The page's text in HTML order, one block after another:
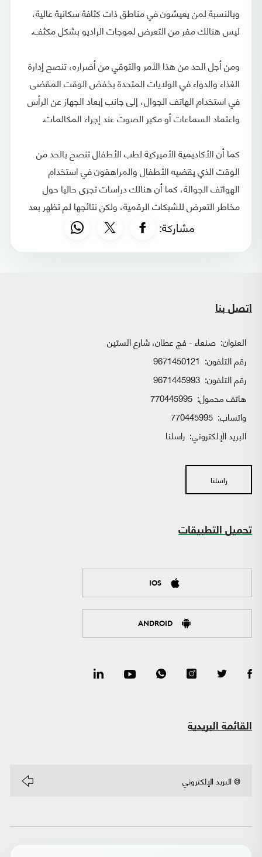
وبالنسبة لمن يعيشون في مناطق ذات كثافة سكانية عالية،
ليس هنالك مفر من التعرض لموجات الراديو بشكل مكثف.
ومن أجل الحد من هذا الأمر والتوقي من أضراره، تنصح إدارة
الغذاء والدواء في الولايات المتحدة بخفض الوقت المقضى
في استخدام الهاتف الجوال، إلى جانب إبعاد الجهاز عن الرأس
واعتماد السماعات أو مكبر الصوت عند إجراء المكالمات.
كما أن الأكاديمية الأميركية لطب الأطفال تنصح بالحد من
الوقت الذي يقضيه الأطفال والمراهقون في استخدام
الهواتف الجوالة، كما أن هنالك دراسات تجرى حاليا حول
مخاطر التعرض للشبكات الرقمية، ولكن نتائجها لم تظهر بعد
مشاركة:
اتصل بنا
العنوان: صنعاء - فج عطان، شارع الستين
رقم التلفون: 9671450121
رقم التلفون: 9671445993
هاتف محمول: 770445995
واتساب:
البريد الإلكتروني: راسلنا
راسلنا
تحميل التطبيقات
IOS
ANDROID
القائمة البريدية